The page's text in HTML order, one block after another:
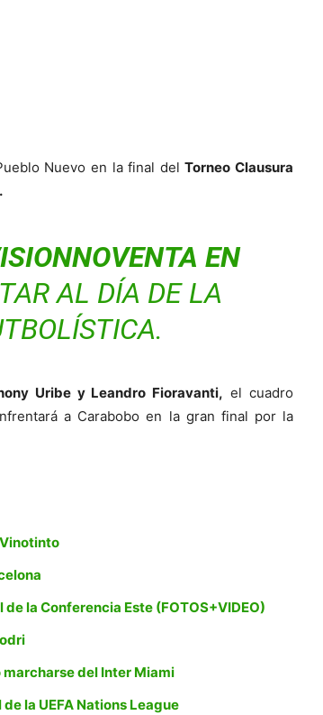
Nuevo en la final delTorneo Clausura
EN
AL DÍA DE LA
Uribe y Leandro Fioravanti, el cuadro
a Carabobo en la gran final por la
la Conferencia Este (FOTOS+VIDEO)
marcharse del Inter Miami
la UEFA Nations League